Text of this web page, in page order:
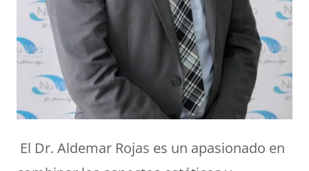
El Dr. Aldemar Rojas es un apasionado en